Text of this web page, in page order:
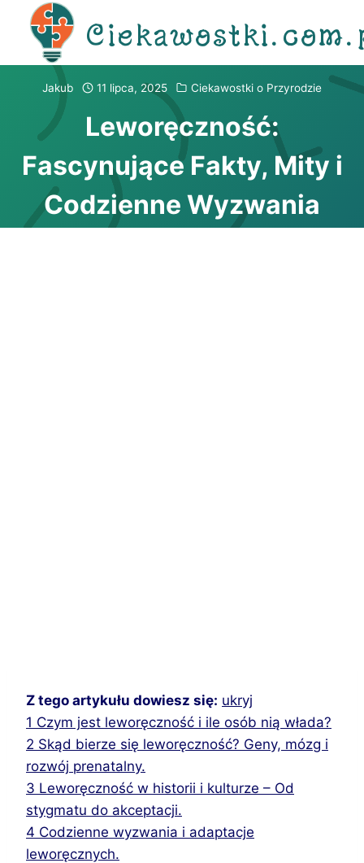
Przejdź
Jakub 11 lipca, 2025 Ciekawostki o Przyrodzie
Leworęczność:
Fascynujące Fakty, Mity i
Codzienne Wyzwania
Z tego artykułu dowiesz się: ukryj
1 Czym jest leworęczność i ile osób nią włada?
2 Skąd bierze się leworęczność? Geny, mózg i
rozwój prenatalny.
3 Leworęczność w historii i kulturze – Od
stygmatu do akceptacji.
4 Codzienne wyzwania i adaptacje
leworęcznych.